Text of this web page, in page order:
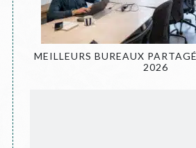
MEILLEURS BUREAUX
2026